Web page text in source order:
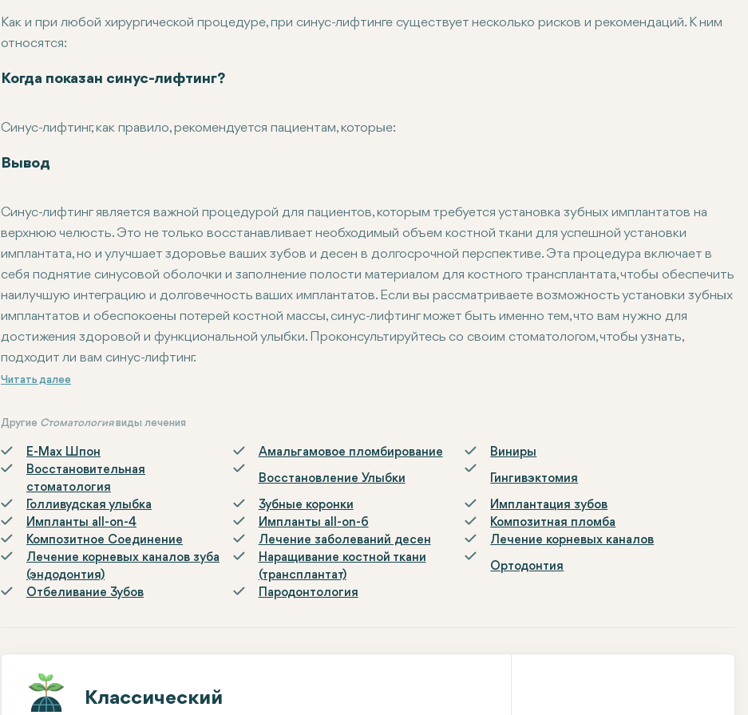
Как и при любой хирургической процедуре, при синус-лифтинге существует несколько рисков и рекомендаций. К ним
относятся:
Инфекция: В месте операции могут возникать инфекции, хотя это случается редко. Надлежащий послеоперационный
Перфорация пазухи: Иногда происходит случайная перфорация мембраны пазухи. Это может решить ваш хирург, но
Несостоятельность трансплантата: существует вероятность того, что костный трансплантат не срастется с
Дискомфорт и припухлость: В месте операции могут наблюдаться некоторый дискомфорт и припухлость. Обычно они
Когда показан синус-лифтинг?
Синус-лифтинг, как правило, рекомендуется пациентам, которые:
Вы потеряли значительное количество костной ткани в верхней челюсти из-за возраста, заболеваний пародонта или
Ваш стоматолог оценит ваш индивидуальный случай, чтобы определить, является ли синус-лифтинг наилучшим
Вывод
Синус-лифтинг является важной процедурой для пациентов, которым требуется установка зубных имплантатов на
верхнюю челюсть. Это не только восстанавливает необходимый объем костной ткани для успешной установки
имплантата, но и улучшает здоровье ваших зубов и десен в долгосрочной перспективе. Эта процедура включает в
себя поднятие синусовой оболочки и заполнение полости материалом для костного трансплантата, чтобы обеспечить
наилучшую интеграцию и долговечность ваших имплантатов. Если вы рассматриваете возможность установки зубных
имплантатов и обеспокоены потерей костной массы, синус-лифтинг может быть именно тем, что вам нужно для
достижения здоровой и функциональной улыбки. Проконсультируйтесь со своим стоматологом, чтобы узнать,
подходит ли вам синус-лифтинг.
Другие Стоматологиявиды лечения
E-Max Шпон Амальгамовое пломбирование
Виниры
Восстановительная
стоматология
Восстановление Улыбки Гингивэктомия
Голливудская улыбка Зубные коронки
Имплантация зубов
Импланты all-on-4
Импланты all-on-6
Композитная пломба
Композитное Соединение
Лечение заболеваний десен
Лечение корневых каналов
Лечение корневых каналов зуба
(эндодонтия)
Наращивание костной ткани
(трансплантат)
Ортодонтия
Отбеливание Зубов Пародонтология
Классический